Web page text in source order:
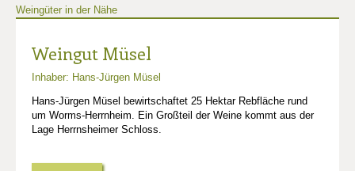
Weingüter in der Nähe
Weingut Müsel
Inhaber: Hans-Jürgen Müsel
Hans-Jürgen Müsel bewirtschaftet 25 Hektar Rebfläche rund
um Worms-Herrnheim. Ein Großteil der Weine kommt aus der
Lage Herrnsheimer Schloss.